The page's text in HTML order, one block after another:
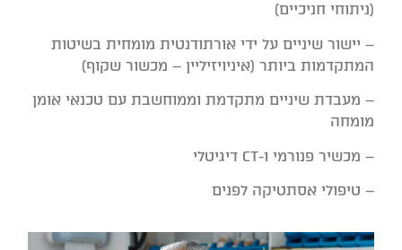
(ניתוחי חניכיים)
– יישור שיניים על ידי אורתודנטית מומחית בשיטות
המתקדמות ביותר (איניויזיליין – מכשור שקוף)
– מעבדת שיניים מתקדמת וממוחשבת עם טכנאי אומן
מומחה
– מכשיר פנורמי ו-CT דיגיטלי
– טיפולי אסתטיקה לפנים